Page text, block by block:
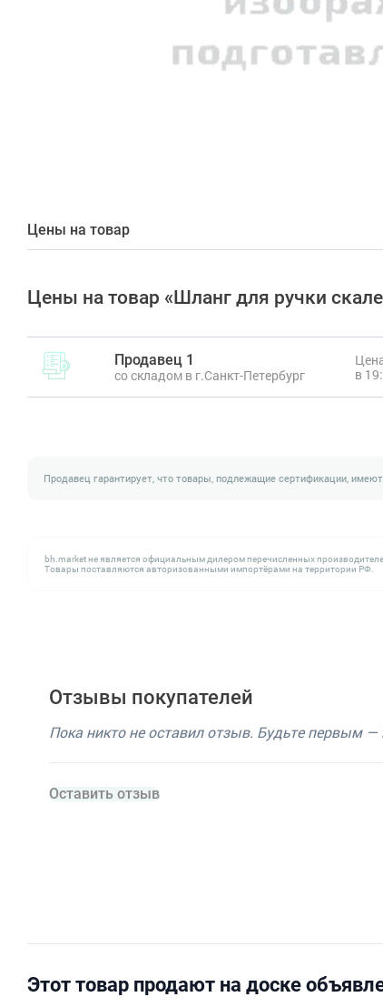
Цены на товар
Цены на товар «Шланг для ручки
Продавец 1
со складом в г.Санкт-Петербург
в
Продавец гарантирует, что товары, подлежащие сертификации,
bh.market не является официальным дилером перечисленных
Товары поставляются авторизованными импортёрами на территории РФ.
Отзывы покупателей
Пока никто не оставил отзыв. Будьте первым
Оставить отзыв
Этот товар продают на доске